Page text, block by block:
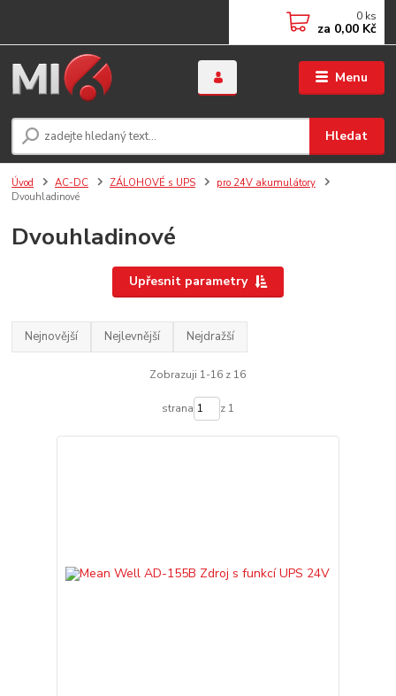
Menu
Hledat
0 ks
za 0,00 Kč
Úvod AC-DC ZÁLOHOVÉ s UPS
pro 24V akumulátory
Dvouhladinové
Dvouhladinové
Upřesnit parametry
Nejnovější Nejlevnější Nejdražší
Zobrazuji 1-16 z 16
strana z 1